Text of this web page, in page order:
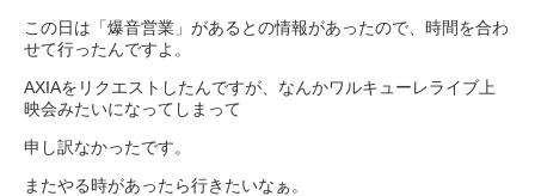
この日は「爆音営業」があるとの情報があったので、時間を合わ
せて行ったんですよ。
AXIAをリクエストしたんですが、 なんかワルキューレライブ上
映会みたいになってしまって
申し訳なかったです。
またやる時があったら行きたいなぁ。